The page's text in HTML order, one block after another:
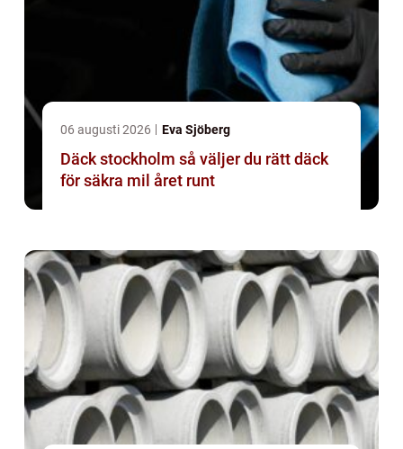
06 augusti 2026 Eva Sjöberg
Däck stockholm så väljer du rätt däck
för säkra mil året runt